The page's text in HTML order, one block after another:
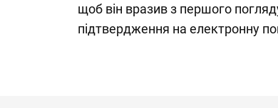
щоб він вразив з першого
підтвердження на електронну